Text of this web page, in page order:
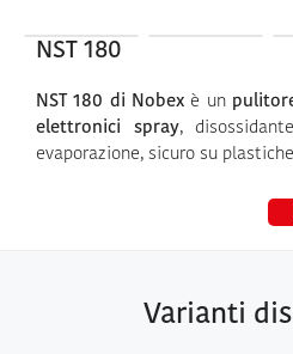
NST 180
NST 180 di Nobexè un
elettronici spray,
evaporazione, sicuro su
Varianti